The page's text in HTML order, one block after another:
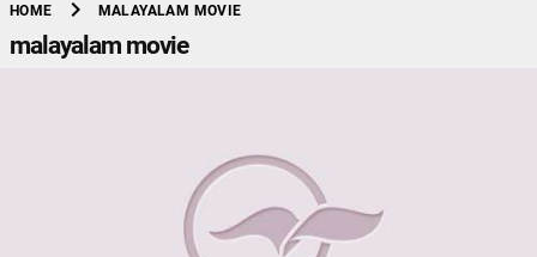
HOME chevron_right MALAYALAM MOVIE
malayalam movie